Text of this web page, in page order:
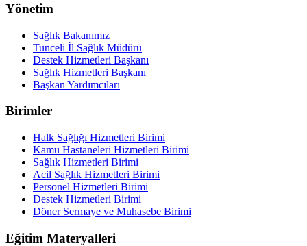
Yönetim
Sağlık Bakanımız
Tunceli İl Sağlık Müdürü
Destek Hizmetleri Başkanı
Sağlık Hizmetleri Başkanı
Başkan Yardımcıları
Birimler
Halk Sağlığı Hizmetleri Birimi
Kamu Hastaneleri Hizmetleri Birimi
Sağlık Hizmetleri Birimi
Acil Sağlık Hizmetleri Birimi
Personel Hizmetleri Birimi
Destek Hizmetleri Birimi
Döner Sermaye ve Muhasebe Birimi
Eğitim Materyalleri